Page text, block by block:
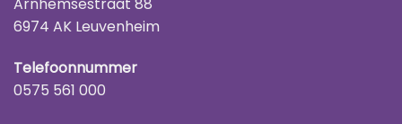
Arnhemsestraat 88
6974 AK Leuvenheim
Telefoonnummer
0575 561 000